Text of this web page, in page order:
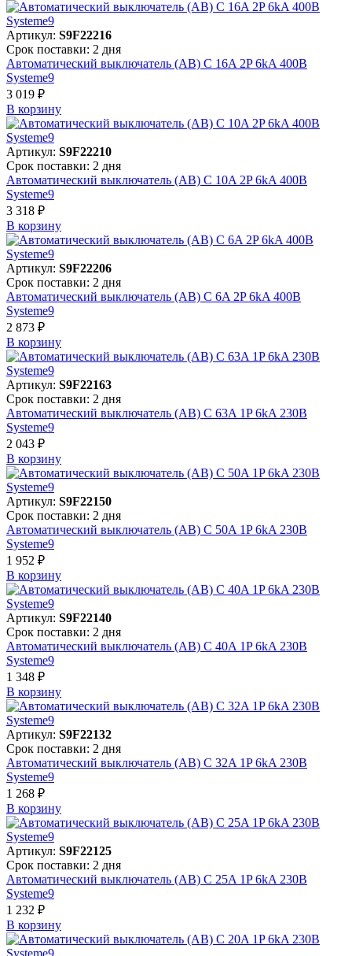
Артикул: S9F22216
Срок поставки: 2 дня
Автоматический выключатель (АВ) C 16A 2P 6kA 400В
Systeme9
3 019 ₽
В корзинy
Артикул: S9F22210
Срок поставки: 2 дня
Автоматический выключатель (АВ) C 10A 2P 6kA 400В
Systeme9
3 318 ₽
В корзинy
Артикул: S9F22206
Срок поставки: 2 дня
Автоматический выключатель (АВ) C 6A 2P 6kA 400В
Systeme9
2 873 ₽
В корзинy
Артикул: S9F22163
Срок поставки: 2 дня
Автоматический выключатель (АВ) C 63A 1P 6kA 230В
Systeme9
2 043 ₽
В корзинy
Артикул: S9F22150
Срок поставки: 2 дня
Автоматический выключатель (АВ) C 50A 1P 6kA 230В
Systeme9
1 952 ₽
В корзинy
Артикул: S9F22140
Срок поставки: 2 дня
Автоматический выключатель (АВ) C 40A 1P 6kA 230В
Systeme9
1 348 ₽
В корзинy
Артикул: S9F22132
Срок поставки: 2 дня
Автоматический выключатель (АВ) C 32A 1P 6kA 230В
Systeme9
1 268 ₽
В корзинy
Артикул: S9F22125
Срок поставки: 2 дня
Автоматический выключатель (АВ) C 25A 1P 6kA 230В
Systeme9
1 232 ₽
В корзинy